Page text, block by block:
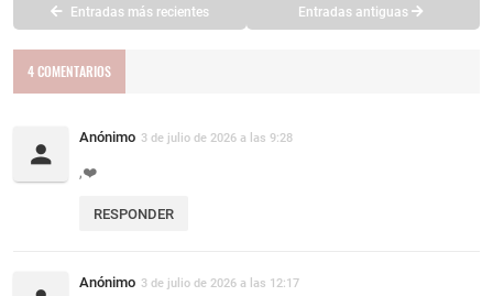
Entradas más recientes Entradas antiguas
4 COMENTARIOS
Anónimo 3 de julio de 2026 a las 9:28
,❤️
RESPONDER
Anónimo 3 de julio de 2026 a las 12:17